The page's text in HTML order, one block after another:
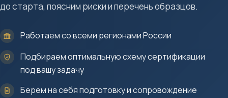
до старта, поясним риски и перечень образцов.
Работаем со всеми регионами России
Подбираем оптимальную схему сертификации
под вашу задачу
Берем на себя подготовку и сопровождение